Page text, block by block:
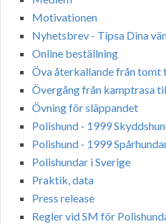
Motivationen
Nyhetsbrev - Tipsa Dina
Online beställning
Öva återkallande från tomt
Övergång från kamptrasa
Övning för släppandet
Polishund - 1999
Polishund - 1999
Polishundar i Sverige
Praktik, data
Press release
Regler vid SM för